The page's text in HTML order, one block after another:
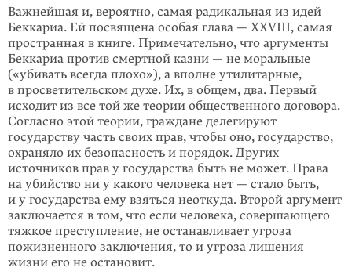
Важнейшая и, вероятно, самая радикальная из идей
Беккариа. Ей посвящена особая глава — XXVIII, самая
пространная в книге. Примечательно, что аргументы
Беккариа против смертной казни — не моральные
(«убивать всегда плохо»), а вполне утилитарные,
в просветительском духе. Их, в общем, два. Первый
исходит из все той же теории общественного договора.
Согласно этой теории, граждане делегируют
государству часть своих прав, чтобы оно, государство,
охраняло их безопасность и порядок. Других
источников прав у государства быть не может. Права
на убийство ни у какого человека нет — стало быть,
и у государства ему взяться неоткуда. Второй аргумент
заключается в том, что если человека, совершающего
тяжкое преступление, не останавливает угроза
пожизненного заключения, то и угроза лишения
жизни его не остановит.